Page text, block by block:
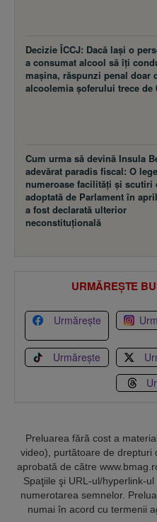
Decizie ÎCCJ: Dacă laşi o
a consumat alcool să îţi
maşina, răspunzi penal doar
alcoolemia şoferului trece de
Cum urma să devină Insula
adevărat paradis fiscal: O
numeroase facilităţi şi scutiri
adoptată de Parlament în
a fost declarată ulterior
neconstituţională
URMĂREȘTE
Urmărește
Urmărește
Preluarea fără cost a
video), purtătoare de drepturi
aprobată de către
Spaţiile şi URL-ul/hyperlink-
numerotarea semnelor.
numai în acord cu termenii